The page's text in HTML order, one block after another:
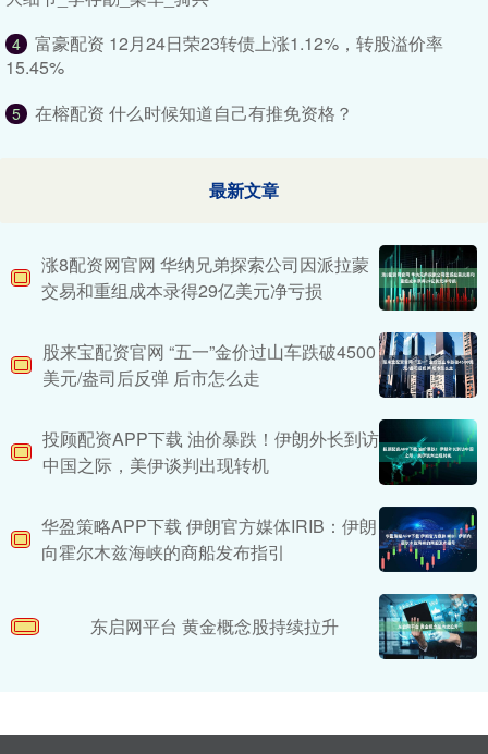
4
富豪配资 12月24日荣23转债上涨1.12%，转股溢价率
15.45%
5 在榕配资 什么时候知道自己有推免资格？
最新文章
涨8配资网官网 华纳兄弟探索公司因派拉蒙
交易和重组成本录得29亿美元净亏损
股来宝配资官网 “五一”金价过山车跌破4500
美元/盎司后反弹 后市怎么走
投顾配资APP下载 油价暴跌！伊朗外长到访
中国之际，美伊谈判出现转机
华盈策略APP下载 伊朗官方媒体IRIB：伊朗
向霍尔木兹海峡的商船发布指引
东启网平台 黄金概念股持续拉升